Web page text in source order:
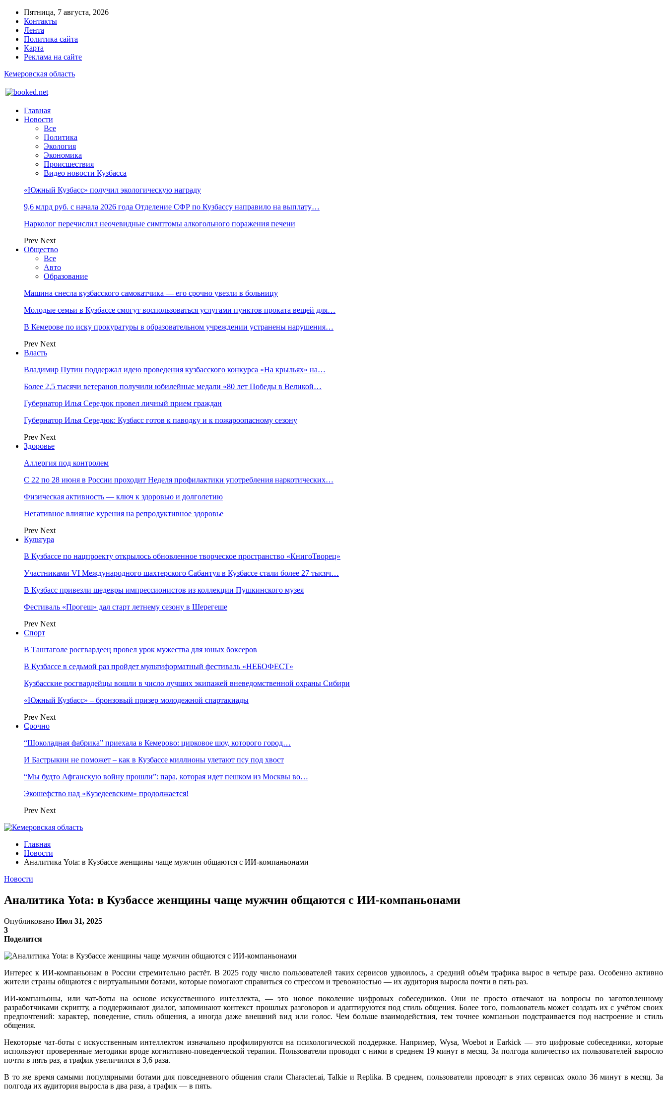
Пятница, 7 августа, 2026
Контакты
Лента
Политика сайта
Карта
Реклама на сайте
Кемеровская область
Главная
Новости
Все
Политика
Экология
Экономика
Происшествия
Видео новости Кузбасса
«Южный Кузбасс» получил экологическую награду
9,6 млрд руб. с начала 2026 года Отделение СФР по Кузбассу направило на выплату…
Нарколог перечислил неочевидные симптомы алкогольного поражения печени
Prev Next
Общество
Все
Авто
Образование
Машина снесла кузбасского самокатчика — его срочно увезли в больницу
Молодые семьи в Кузбассе смогут воспользоваться услугами пунктов проката вещей для…
В Кемерове по иску прокуратуры в образовательном учреждении устранены нарушения…
Prev Next
Власть
Владимир Путин поддержал идею проведения кузбасского конкурса «На крыльях» на…
Более 2,5 тысячи ветеранов получили юбилейные медали «80 лет Победы в Великой…
Губернатор Илья Середюк провел личный прием граждан
Губернатор Илья Середюк: Кузбасс готов к паводку и к пожароопасному сезону
Prev Next
Здоровье
Аллергия под контролем
С 22 по 28 июня в России проходит Неделя профилактики употребления наркотических…
Физическая активность — ключ к здоровью и долголетию
Негативное влияние курения на репродуктивное здоровье
Prev Next
Культура
В Кузбассе по нацпроекту открылось обновленное творческое пространство «КнигоТворец»
Участниками VI Международного шахтерского Сабантуя в Кузбассе стали более 27 тысяч…
В Кузбасс привезли шедевры импрессионистов из коллекции Пушкинского музея
Фестиваль «Прогеш» дал старт летнему сезону в Шерегеше
Prev Next
Спорт
В Таштаголе росгвардеец провел урок мужества для юных боксеров
В Кузбассе в седьмой раз пройдет мультиформатный фестиваль «НЕБОФЕСТ»
Кузбасские росгвардейцы вошли в число лучших экипажей вневедомственной охраны Сибири
«Южный Кузбасс» – бронзовый призер молодежной спартакиады
Prev Next
Срочно
“Шоколадная фабрика” приехала в Кемерово: цирковое шоу, которого город…
И Бастрыкин не поможет – как в Кузбассе миллионы улетают псу под хвост
“Мы будто Афганскую войну прошли”: пара, которая идет пешком из Москвы во…
Экошефство над «Кузедеевским» продолжается!
Prev Next
Главная
Новости
Аналитика Yota: в Кузбассе женщины чаще мужчин общаются с ИИ-компаньонами
Новости
Аналитика Yota: в Кузбассе женщины чаще мужчин общаются с ИИ-компаньонами
Опубликовано Июл 31, 2025
3
Поделится
Интерес к ИИ-компаньонам в России стремительно растёт. В 2025 году число пользователей таких сервисов удвоилось, а средний объём трафика вырос в четыре раза. Особенно активно
жители страны общаются с виртуальными ботами, которые помогают справиться со стрессом и тревожностью — их аудитория выросла почти в пять раз.
ИИ-компаньоны, или чат-боты на основе искусственного интеллекта, — это новое поколение цифровых собеседников. Они не просто отвечают на вопросы по заготовленному
разработчиками скрипту, а поддерживают диалог, запоминают контекст прошлых разговоров и адаптируются под стиль общения. Более того, пользователь может создать их с учётом своих
предпочтений: характер, поведение, стиль общения, а иногда даже внешний вид или голос. Чем больше взаимодействия, тем точнее компаньон подстраивается под настроение и стиль
общения.
Некоторые чат-боты с искусственным интеллектом изначально профилируются на психологической поддержке. Например, Wysa, Woebot и Earkick — это цифровые собеседники, которые
используют проверенные методики вроде когнитивно-поведенческой терапии. Пользователи проводят с ними в среднем 19 минут в месяц. За полгода количество их пользователей выросло
почти в пять раз, а трафик увеличился в 3,6 раза.
В то же время самыми популярными ботами для повседневного общения стали Character.ai, Talkie и Replika. В среднем, пользователи проводят в этих сервисах около 36 минут в месяц. За
полгода их аудитория выросла в два раза, а трафик — в пять.